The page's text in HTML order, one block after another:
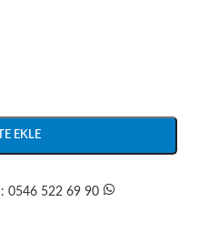
EKLE
0546 522 69 90